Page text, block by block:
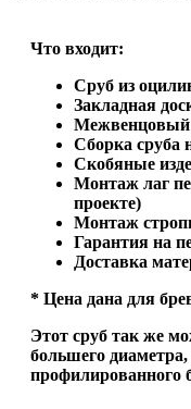
Что входит:
Сруб из
Закладная
Межвенцовый
Сборка сруба
Скобяные
Монтаж лаг
проекте)
Монтаж
Гарантия на
Доставка
* Цена дана для
Этот сруб так же
большего диаметра,
профилированного